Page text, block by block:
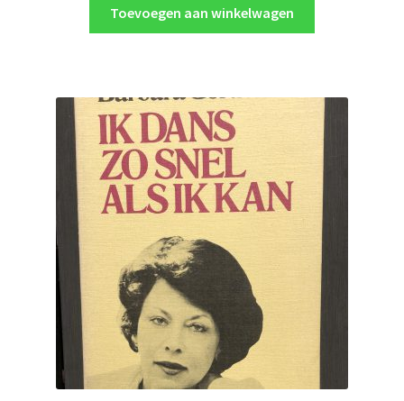
Toevoegen aan winkelwagen